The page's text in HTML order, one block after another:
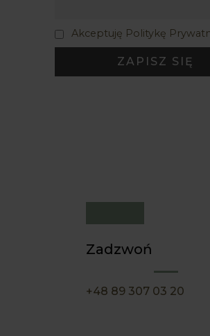
Akceptuję Politykę
Zadzwoń
+48 89 307 03 20